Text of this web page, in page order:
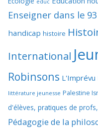
educ
Enseigner dans le
handicap histoire
International
Robinsons L'Imprévu
littérature jeunesse Palestine
d'élèves, pratiques de
Pédagogie de la